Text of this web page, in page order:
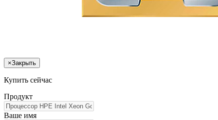
×Закрыть
Купить сейчас
Продукт
Ваше имя